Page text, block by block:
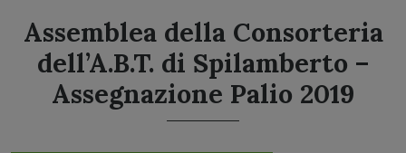
Assemblea della Consorteria
dell’A.B.T. di Spilamberto –
Assegnazione Palio 2019